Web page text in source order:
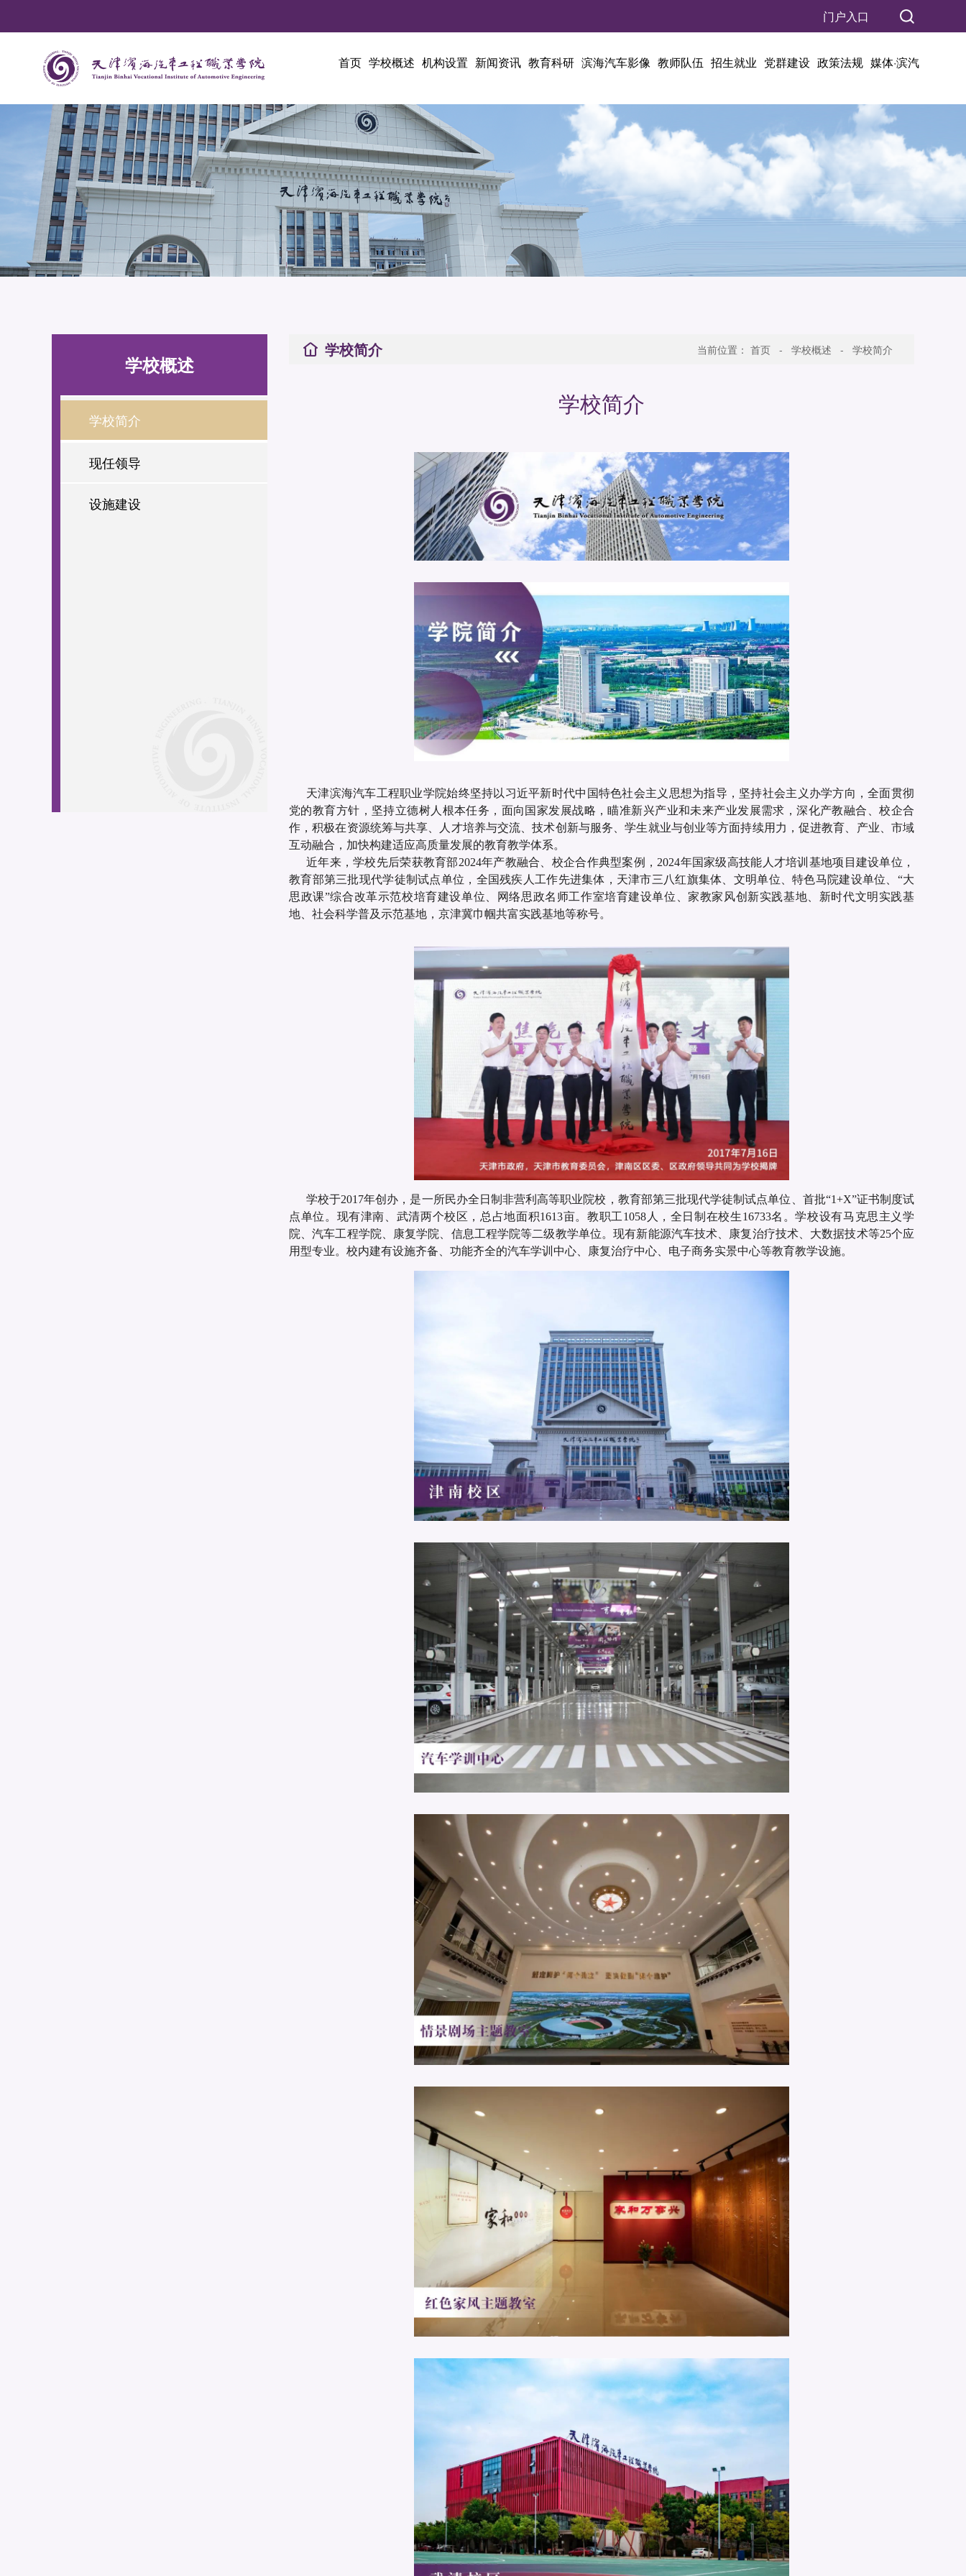
门户入口
首页 学校概述 机构设置 新闻资讯 教育科研 滨海汽车影像 教师队伍 招生就业 党群建设 政策法规 媒体·滨汽
学校概述
学校简介
现任领导
设施建设
学校简介 当前位置： 首页 - 学校概述 - 学校简介
学校简介
天津滨海汽车工程职业学院始终坚持以习近平新时代中国特色社会主义思想为指导，坚持社会主义办学方向，全面贯彻
党的教育方针，坚持立德树人根本任务，面向国家发展战略，瞄准新兴产业和未来产业发展需求，深化产教融合、校企合
作，积极在资源统筹与共享、人才培养与交流、技术创新与服务、学生就业与创业等方面持续用力，促进教育、产业、市域
互动融合，加快构建适应高质量发展的教育教学体系。
近年来，学校先后荣获教育部2024年产教融合、校企合作典型案例，2024年国家级高技能人才培训基地项目建设单位，
教育部第三批现代学徒制试点单位，全国残疾人工作先进集体，天津市三八红旗集体、文明单位、特色马院建设单位、“大
思政课”综合改革示范校培育建设单位、网络思政名师工作室培育建设单位、家教家风创新实践基地、新时代文明实践基
地、社会科学普及示范基地，京津冀巾帼共富实践基地等称号。
学校于2017年创办，是一所民办全日制非营利高等职业院校，教育部第三批现代学徒制试点单位、首批“1+X”证书制度试
点单位。现有津南、武清两个校区，总占地面积1613亩。教职工1058人，全日制在校生16733名。学校设有马克思主义学
院、汽车工程学院、康复学院、信息工程学院等二级教学单位。现有新能源汽车技术、康复治疗技术、大数据技术等25个应
用型专业。校内建有设施齐备、功能齐全的汽车学训中心、康复治疗中心、电子商务实景中心等教育教学设施。